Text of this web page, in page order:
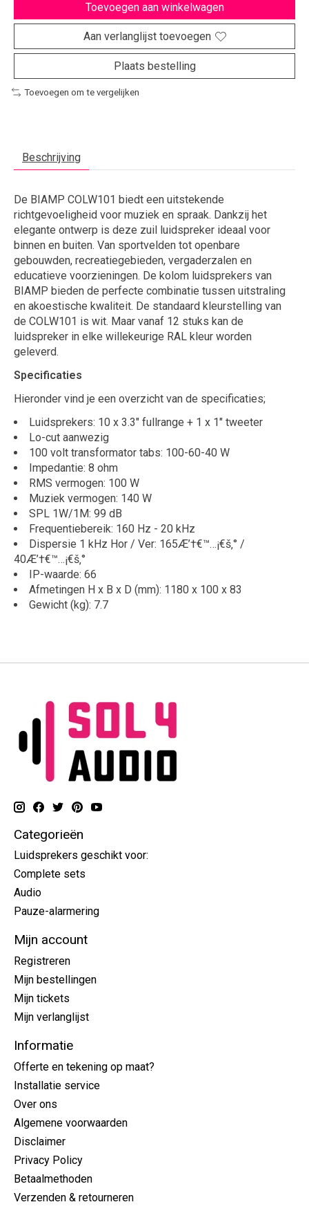
Toevoegen aan winkelwagen
Aan verlanglijst toevoegen
Plaats bestelling
Toevoegen om te vergelijken
Beschrijving
De BIAMP COLW101 biedt een uitstekende
richtgevoeligheid voor muziek en spraak. Dankzij het
elegante ontwerp is deze zuil luidspreker ideaal voor
binnen en buiten. Van sportvelden tot openbare
gebouwden, recreatiegebieden, vergaderzalen en
educatieve voorzieningen. De kolom luidsprekers van
BIAMP bieden de perfecte combinatie tussen uitstraling
en akoestische kwaliteit. De standaard kleurstelling van
de COLW101 is wit. Maar vanaf 12 stuks kan de
luidspreker in elke willekeurige RAL kleur worden
geleverd.
Specificaties
Hieronder vind je een overzicht van de specificaties;
Luidsprekers: 10 x 3.3" fullrange + 1 x 1" tweeter
Lo-cut aanwezig
100 volt transformator tabs: 100-60-40 W
Impedantie: 8 ohm
RMS vermogen: 100 W
Muziek vermogen: 140 W
SPL 1W/1M: 99 dB
Frequentiebereik: 160 Hz - 20 kHz
Dispersie 1 kHz Hor / Ver: 165Æ’†€™…¡€š‚° /
40Æ’†€™…¡€š‚°
IP-waarde: 66
Afmetingen H x B x D (mm): 1180 x 100 x 83
Gewicht (kg): 7.7
Categorieën
Luidsprekers geschikt voor:
Complete sets
Audio
Pauze-alarmering
Mijn account
Registreren
Mijn bestellingen
Mijn tickets
Mijn verlanglijst
Informatie
Offerte en tekening op maat?
Installatie service
Over ons
Algemene voorwaarden
Disclaimer
Privacy Policy
Betaalmethoden
Verzenden & retourneren